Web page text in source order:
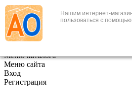
Нашим интернет-
пользоваться с
+7 (495) 646-888-1
В корзине 0
Меню каталога
Меню сайта
Вход
Регистрация